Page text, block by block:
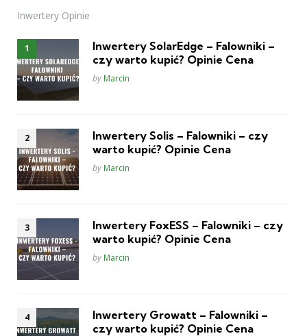
Inwertery Opinie
Inwertery SolarEdge – Falowniki –
czy warto kupić? Opinie Cena
Posted
by Marcin
Inwertery Solis – Falowniki – czy
warto kupić? Opinie Cena
Posted
by Marcin
Inwertery FoxESS – Falowniki – czy
warto kupić? Opinie Cena
Posted
by Marcin
Inwertery Growatt – Falowniki –
czy warto kupić? Opinie Cena